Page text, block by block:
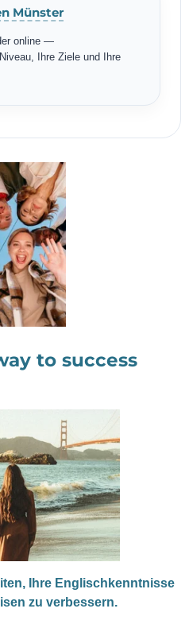
Münster
online —
Ihre Ziele und Ihre
to success
Ihre Englischkenntnisse
zu verbessern.